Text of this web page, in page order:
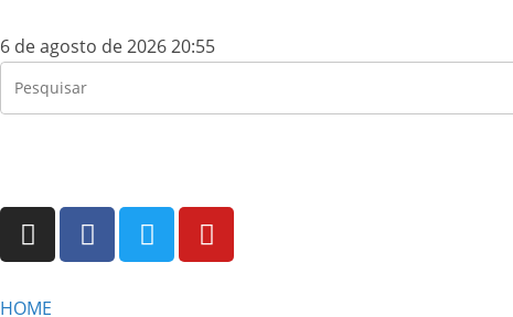
6 de agosto de 2026 20:55
HOME